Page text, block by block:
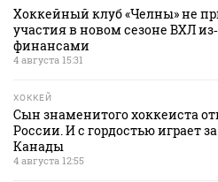
Хоккейный клуб «Челны» не
участия в новом сезоне ВХЛ
финансами
4 августа 15:31
ХОККЕЙ
Сын знаменитого хоккеиста
России. И с гордостью играет
Канады
4 августа 12:55